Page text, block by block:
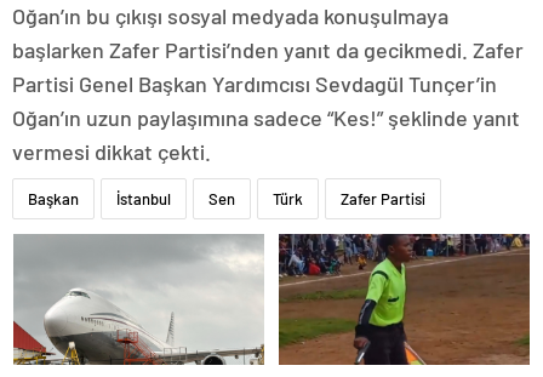
Oğan’ın bu çıkışı sosyal medyada konuşulmaya
başlarken Zafer Partisi’nden yanıt da gecikmedi. Zafer
Partisi Genel Başkan Yardımcısı Sevdagül Tunçer’in
Oğan’ın uzun paylaşımına sadece “Kes!” şeklinde yanıt
vermesi dikkat çekti.
Başkan İstanbul Sen Türk Zafer Partisi